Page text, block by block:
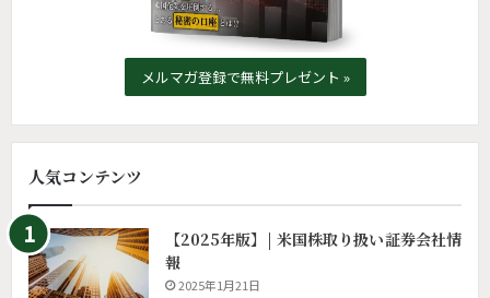
メルマガ登録で無料プレゼント »
人気コンテンツ
【2025年版】| 米国株取り扱い証券会社情
報
2025年1月21日